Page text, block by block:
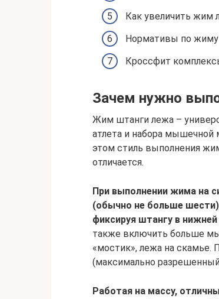
Как увеличить жим
Нормативы по
Кроссфит
Зачем нужно
Жим штанги лежа –
атлета и набора
этом стиль выполнения
отличается.
При выполнении жима на
(обычно не больше
фиксируя штангу в нижней
также включить больше
«мостик», лежа на скамье.
(максимально
Работая на массу,